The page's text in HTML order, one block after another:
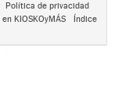
Política de privacidad
en KIOSKOyMÁS
Índice